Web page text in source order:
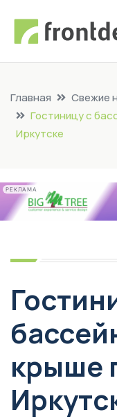
Главная
Свежие
Гостиницу с
Иркутске
РЕКЛАМА
крыше